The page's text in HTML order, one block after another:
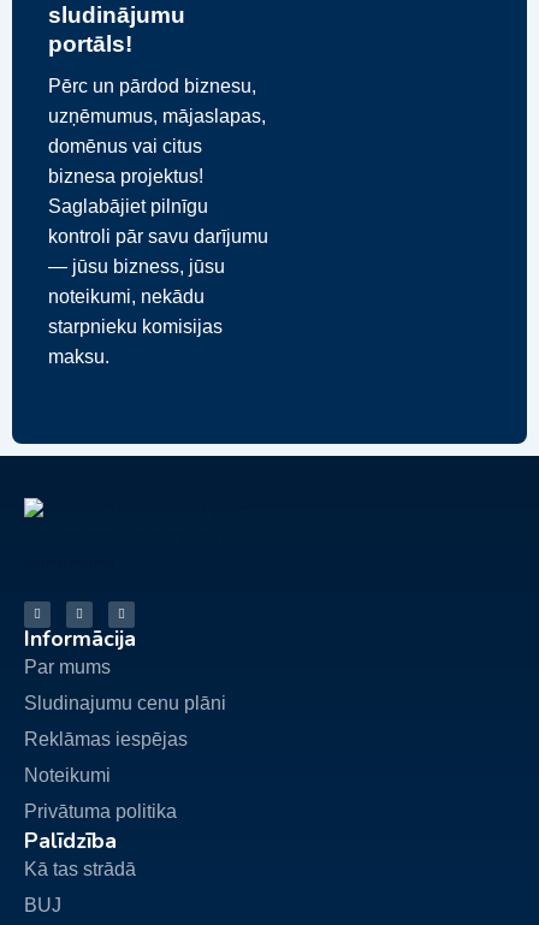
sludinājumu
portāls!
Pērc un pārdod biznesu,
uzņēmumus, mājaslapas,
domēnus vai citus
biznesa projektus!
Saglabājiet pilnīgu
kontroli pār savu darījumu
— jūsu bizness, jūsu
noteikumi, nekādu
starpnieku komisijas
maksu.
Informācija
Par mums
Sludinajumu cenu plāni
Reklāmas iespējas
Noteikumi
Privātuma politika
Palīdzība
Kā tas strādā
BUJ